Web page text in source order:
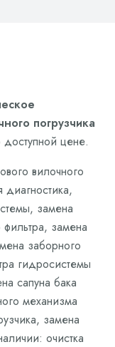
погрузчика
доступной цене.
вилочного
диагностика,
замена
замена
заборного
гидросистемы
сапуна бака
механизма
замена
очистка